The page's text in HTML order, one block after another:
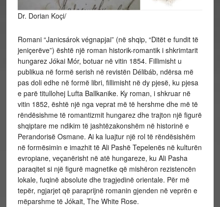
Dr. Dorian Koçi/
Romani “Janicsárok végnapjai” (në shqip, “Ditët e fundit të
jeniçerëve”) është një roman historik-romantik i shkrimtarit
hungarez Jókai Mór, botuar në vitin 1854. Fillimisht u
publikua në formë serish në revistën Délibáb, ndërsa më
pas doli edhe në formë libri, fillimisht në dy pjesë, ku pjesa
e parë titullohej Lufta Ballkanike. Ky roman, i shkruar në
vitin 1852, është një nga veprat më të hershme dhe më të
rëndësishme të romantizmit hungarez dhe trajton një figurë
shqiptare me ndikim të jashtëzakonshëm në historinë e
Perandorisë Osmane. Ai ka luajtur një rol të rëndësishëm
në formësimin e imazhit të Ali Pashë Tepelenës në kulturën
evropiane, veçanërisht në atë hungareze, ku Ali Pasha
paraqitet si një figurë magnetike që mishëron rezistencën
lokale, fuqinë absolute dhe tragjedinë orientale. Për më
tepër, ngjarjet që paraprijnë romanin gjenden në veprën e
mëparshme të Jókait, The White Rose.